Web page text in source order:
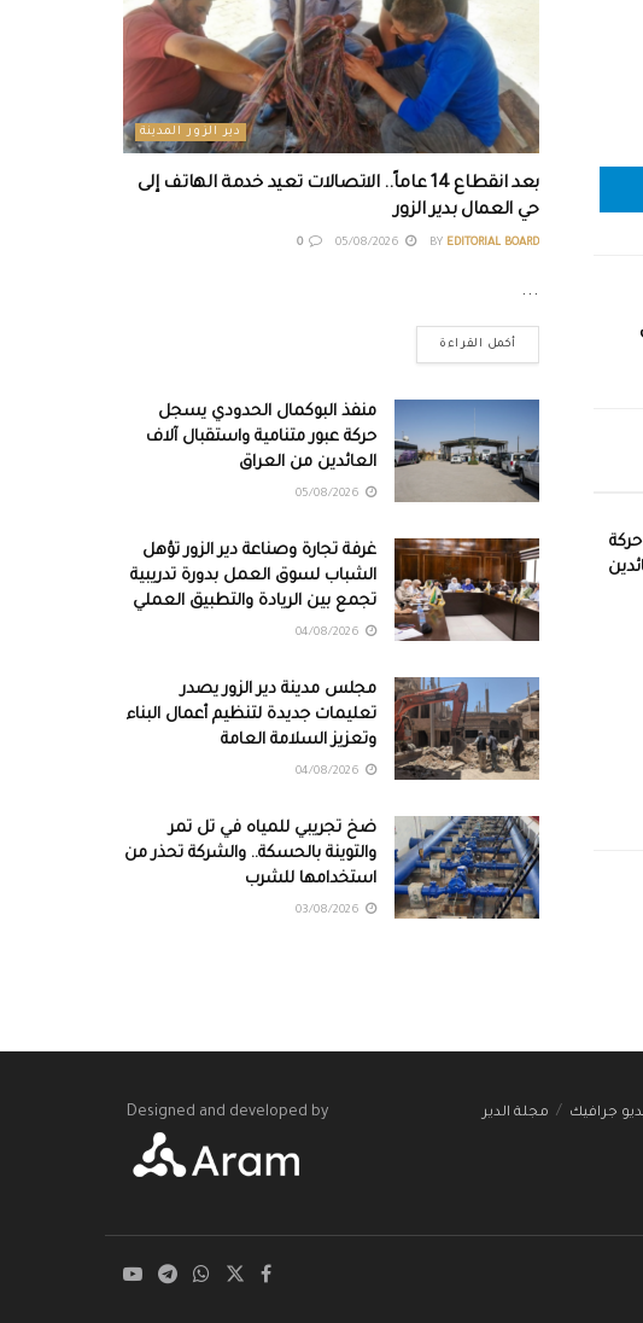
دير الزور المدينة
بعد انقطاع 14 عاماً.. الاتصالات تعيد خدمة الهاتف إلى
حي العمال بدير الزور
BY EDITORIAL BOARD
0
...
أكمل القراءة
منفذ البوكمال الحدودي يسجل
حركة عبور متنامية واستقبال آلاف
العائدين من العراق
غرفة تجارة وصناعة دير الزور تؤهل
الشباب لسوق العمل بدورة تدريبية
تجمع بين الريادة والتطبيق العملي
مجلس مدينة دير الزور يصدر
تعليمات جديدة لتنظيم أعمال البناء
وتعزيز السلامة العامة
ضخ تجريبي للمياه في تل تمر
والتوينة بالحسكة.. والشركة تحذر من
استخدامها للشرب
جرافيك مجلة الدير Designed and developed by